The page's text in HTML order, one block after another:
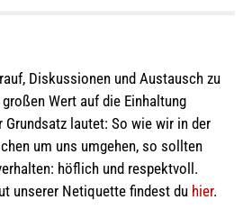
Diskussionen und Austausch zu
Wert auf die Einhaltung
lautet: So wie wir in der
um uns umgehen, so sollten
höflich und respektvoll.
unserer Netiquette findest du hier.